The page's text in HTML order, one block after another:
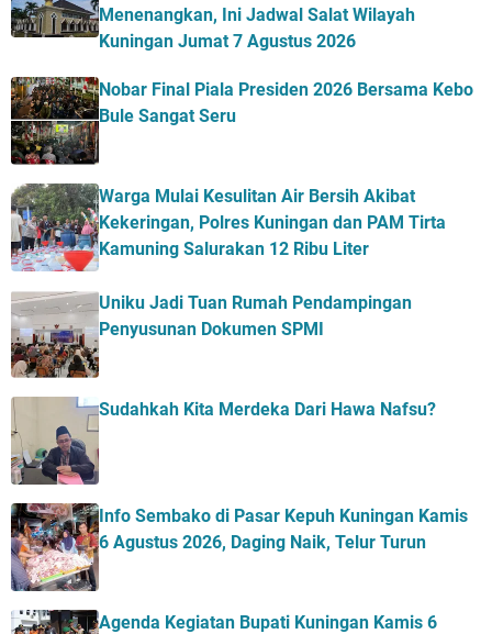
Menenangkan, Ini Jadwal Salat Wilayah
Kuningan Jumat 7 Agustus 2026
Nobar Final Piala Presiden 2026 Bersama Kebo
Bule Sangat Seru
Warga Mulai Kesulitan Air Bersih Akibat
Kekeringan, Polres Kuningan dan PAM Tirta
Kamuning Salurakan 12 Ribu Liter
Uniku Jadi Tuan Rumah Pendampingan
Penyusunan Dokumen SPMI
Sudahkah Kita Merdeka Dari Hawa Nafsu?
Info Sembako di Pasar Kepuh Kuningan Kamis
6 Agustus 2026, Daging Naik, Telur Turun
Agenda Kegiatan Bupati Kuningan Kamis 6